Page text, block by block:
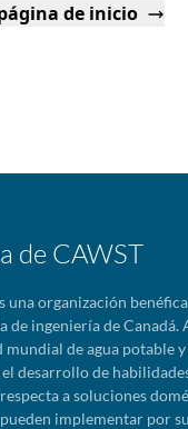
de inicio
de CAWST
una organización
de ingeniería de Canadá.
mundial de agua potable
desarrollo de
a soluciones
implementar por